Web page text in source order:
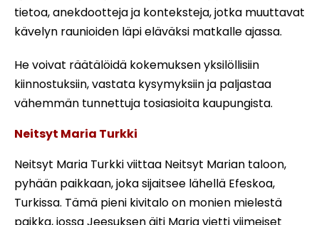
tietoa, anekdootteja ja konteksteja, jotka muuttavat
kävelyn raunioiden läpi eläväksi matkalle ajassa.
He voivat räätälöidä kokemuksen yksilöllisiin
kiinnostuksiin, vastata kysymyksiin ja paljastaa
vähemmän tunnettuja tosiasioita kaupungista.
Neitsyt Maria Turkki
Neitsyt Maria Turkki viittaa Neitsyt Marian taloon,
pyhään paikkaan, joka sijaitsee lähellä Efeskoa,
Turkissa. Tämä pieni kivitalo on monien mielestä
paikka, jossa Jeesuksen äiti Maria vietti viimeiset